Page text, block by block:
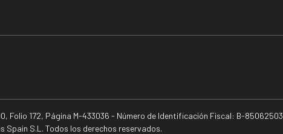
Folio 172, Página M-433036 - Número de Identificación Fiscal: B-85062503
Spain S.L. Todos los derechos reservados.